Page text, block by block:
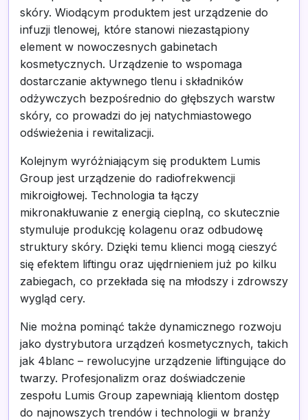
skóry. Wiodącym produktem jest urządzenie do
infuzji tlenowej, które stanowi niezastąpiony
element w nowoczesnych gabinetach
kosmetycznych. Urządzenie to wspomaga
dostarczanie aktywnego tlenu i składników
odżywczych bezpośrednio do głębszych warstw
skóry, co prowadzi do jej natychmiastowego
odświeżenia i rewitalizacji.
Kolejnym wyróżniającym się produktem Lumis
Group jest urządzenie do radiofrekwencji
mikroigłowej. Technologia ta łączy
mikronakłuwanie z energią cieplną, co skutecznie
stymuluje produkcję kolagenu oraz odbudowę
struktury skóry. Dzięki temu klienci mogą cieszyć
się efektem liftingu oraz ujędrnieniem już po kilku
zabiegach, co przekłada się na młodszy i zdrowszy
wygląd cery.
Nie można pominąć także dynamicznego rozwoju
jako dystrybutora urządzeń kosmetycznych, takich
jak 4blanc – rewolucyjne urządzenie liftingujące do
twarzy. Profesjonalizm oraz doświadczenie
zespołu Lumis Group zapewniają klientom dostęp
do najnowszych trendów i technologii w branży